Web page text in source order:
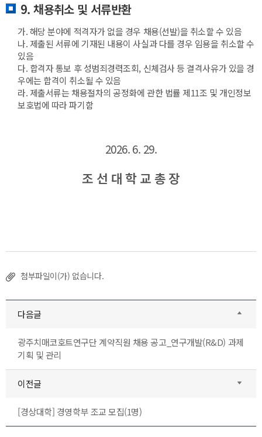
9. 채용취소 및 서류반환
가. 해당 분야에 적격자가 없을 경우 채용(선발)을 취소할 수 있음
나. 제출된 서류에 기재된 내용이 사실과 다를 경우 임용을 취소할 수
있음
다. 합격자 통보 후 성범죄경력조회, 신체검사 등 결격사유가 있을 경
우에는 합격이 취소될 수 있음
라. 제출서류는 채용절차의 공정화에 관한 법률 제11조 및 개인정보
보호법에 따라 파기함
2026. 6. 29.
조 선 대 학 교 총 장
첨부파일이(가) 없습니다.
다음글
광주치매코호트연구단 계약직원 채용 공고_연구개발(R&D) 과제
기획 및 관리
이전글
[경상대학] 경영학부 조교 모집(1명)